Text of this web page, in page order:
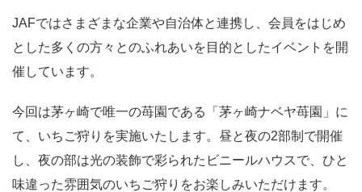
JAFではさまざまな企業や自治体と連携し、会員をはじめ
とした多くの方々とのふれあいを目的としたイベントを開
催しています。
今回は茅ヶ崎で唯⼀の苺園である「茅ヶ崎ナベヤ苺園」に
て、いちご狩りを実施いたします。昼と夜の2部制で開催
し、夜の部は光の装飾で彩られたビニールハウスで、ひと
味違った雰囲気のいちご狩りをお楽しみいただけます。